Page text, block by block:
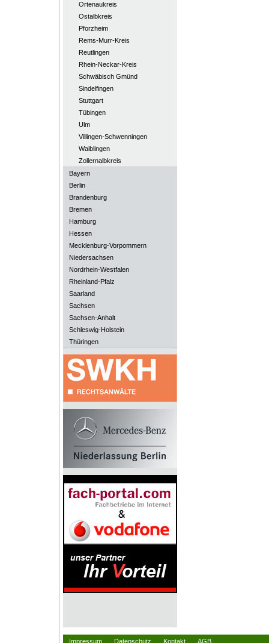
Ortenaukreis
Ostalbkreis
Pforzheim
Rems-Murr-Kreis
Reutlingen
Rhein-Neckar-Kreis
Schwäbisch Gmünd
Sindelfingen
Stuttgart
Tübingen
Ulm
Villingen-Schwenningen
Waiblingen
Zollernalbkreis
Bayern
Berlin
Brandenburg
Bremen
Hamburg
Hessen
Mecklenburg-Vorpommern
Niedersachsen
Nordrhein-Westfalen
Rheinland-Pfalz
Saarland
Sachsen
Sachsen-Anhalt
Schleswig-Holstein
Thüringen
Impressum Datenschutz Kontakt AGB